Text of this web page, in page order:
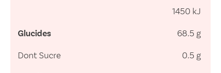
1450 kJ
Glucides 68.5 g
Dont Sucre 0.5 g